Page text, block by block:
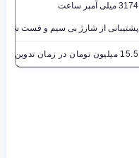
3174 میلی آمپر ساعت
پشتیبانی از شارژ بی سیم و فست شارژ
15.5 میلیون تومان در زمان تدوین مطلب